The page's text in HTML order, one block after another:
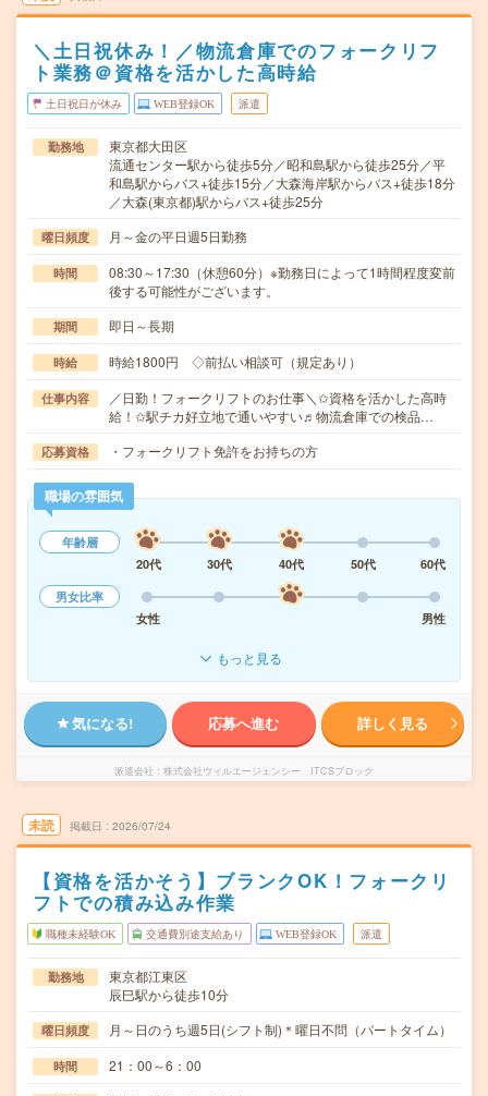
＼土日祝休み！／物流倉庫でのフォークリフ
ト業務＠資格を活かした高時給
土日祝日が休み WEB登録OK 派遣
勤務地
東京都大田区
流通センター駅から徒歩5分／昭和島駅から徒歩25分／平
和島駅からバス+徒歩15分／大森海岸駅からバス+徒歩18分
／大森(東京都)駅からバス+徒歩25分
曜日頻度 月～金の平日週5日勤務
時間
08:30～17:30（休憩60分）※勤務日によって1時間程度変前
後する可能性がございます。
期間 即日～長期
時給 時給1800円 ◇前払い相談可（規定あり）
仕事内容
／日勤！フォークリフトのお仕事＼✩資格を活かした高時
給！✩駅チカ好立地で通いやすい♬物流倉庫での検品…
応募資格 ・フォークリフト免許をお持ちの方
職場の雰囲気
年齢層
20代
30代 40代 50代
60代
男女比率
女性
男性
もっと見る
気になる! 応募へ進む 詳しく見る
派遣会社 株式会社ウィルエージェンシー ITCSブロック
未読 掲載日 2026/07/24
【資格を活かそう】ブランクOK！フォークリ
フトでの積み込み作業
職種未経験OK 交通費別途支給あり WEB登録OK 派遣
勤務地
東京都江東区
辰巳駅から徒歩10分
曜日頻度 月～日のうち週5日(シフト制)＊曜日不問（パートタイム）
時間 21：00～6：00